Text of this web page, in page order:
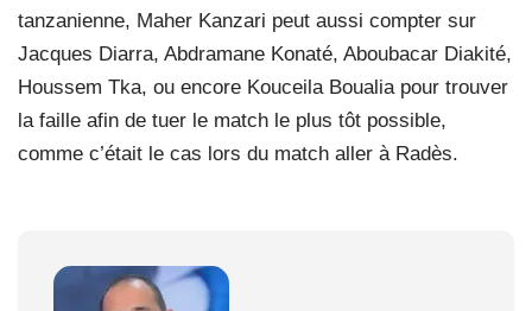
tanzanienne, Maher Kanzari peut aussi compter sur
Jacques Diarra, Abdramane Konaté, Aboubacar Diakité,
Houssem Tka, ou encore Kouceila Boualia pour trouver
la faille afin de tuer le match le plus tôt possible,
comme c’était le cas lors du match aller à Radès.